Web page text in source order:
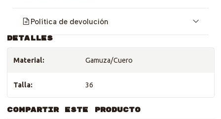
Política de devolución
DETALLES
Material: Gamuza/Cuero
Talla: 36
COMPARTIR ESTE PRODUCTO